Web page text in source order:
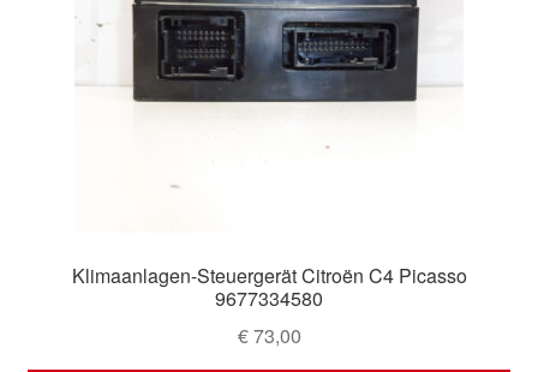
Klimaanlagen-Steuergerät Citroën C4 Picasso
9677334580
€73,00